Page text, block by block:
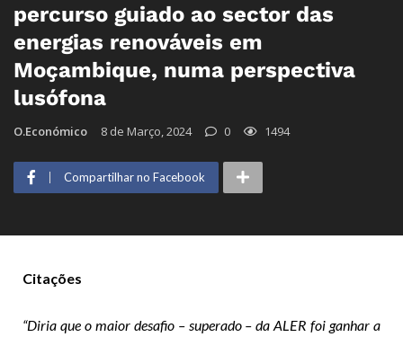
percurso guiado ao sector das
energias renováveis em
Moçambique, numa perspectiva
lusófona
O.Económico 8 de Março, 2024 0 1494
Compartilhar no Facebook
Citações
“Diria que o maior desafio – superado – da ALER foi ganhar a